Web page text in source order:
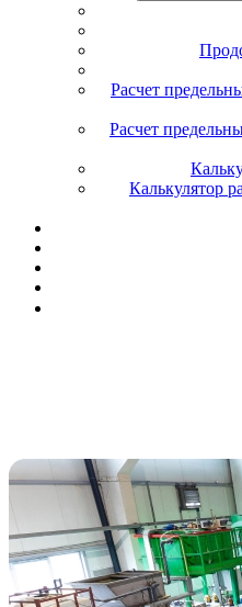
Расчет
Расчет
Калькулятор